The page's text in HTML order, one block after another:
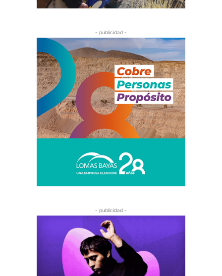
- publicidad -
- publicidad -